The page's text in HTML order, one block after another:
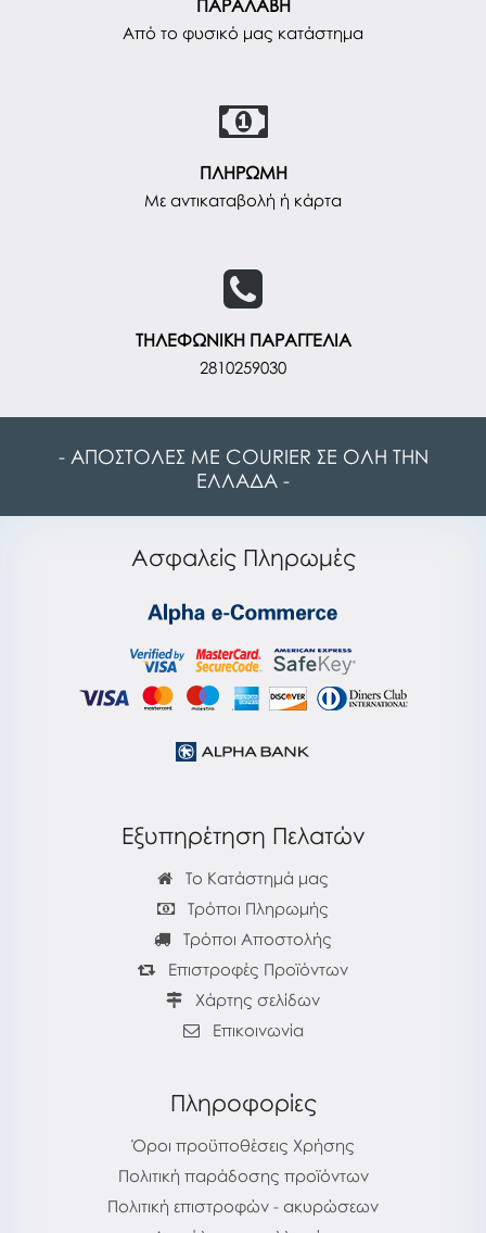
ΠΑΡΑΛΑΒΗ
Από το φυσικό μας κατάστημα
ΠΛΗΡΩΜΗ
Με αντικαταβολή ή κάρτα
ΤΗΛΕΦΩΝΙΚΗ ΠΑΡΑΓΓΕΛΙΑ
2810259030
- ΑΠΟΣΤΟΛΕΣ ΜΕ COURIER ΣΕ ΟΛΗ ΤΗΝ
ΕΛΛΑΔΑ -
Ασφαλείς Πληρωμές
Εξυπηρέτηση Πελατών
Το Κατάστημά μας
Τρόποι Πληρωμής
Τρόποι Αποστολής
Επιστροφές Προϊόντων
Χάρτης σελίδων
Επικοινωνία
Πληροφορίες
Όροι προϋποθέσεις Χρήσης
Πολιτική παράδοσης προϊόντων
Πολιτική επιστροφών - ακυρώσεων